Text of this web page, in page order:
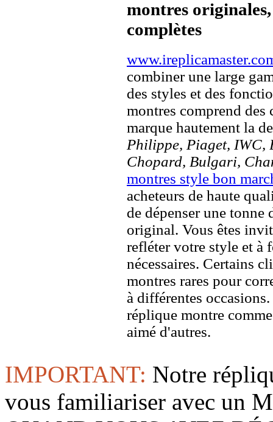
montres
complètes
combiner une large
des styles et des
montres comprend des
marque hautement la
Philippe, Piaget, IWC,
Chopard, Bulgari,
montres style bon
acheteurs de haute
de dépenser une
original. Vous êtes
refléter votre style et à
nécessaires. Certains
montres rares pour
à différentes
réplique montre
aimé d'autres.
IMPORTANT: Notre
vous familiariser avec un